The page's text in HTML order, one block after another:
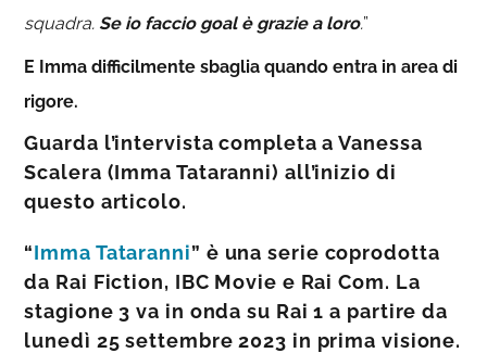
squadra. Se io faccio goal è grazie a loro.”
E Imma difficilmente sbaglia quando entra in area di
rigore.
Guarda l’intervista completa a Vanessa
Scalera (Imma Tataranni) all’inizio di
questo articolo.
“Imma Tataranni” è una serie coprodotta
da Rai Fiction, IBC Movie e Rai Com. La
stagione 3 va in onda su Rai 1 a partire da
lunedì 25 settembre 2023 in prima visione.